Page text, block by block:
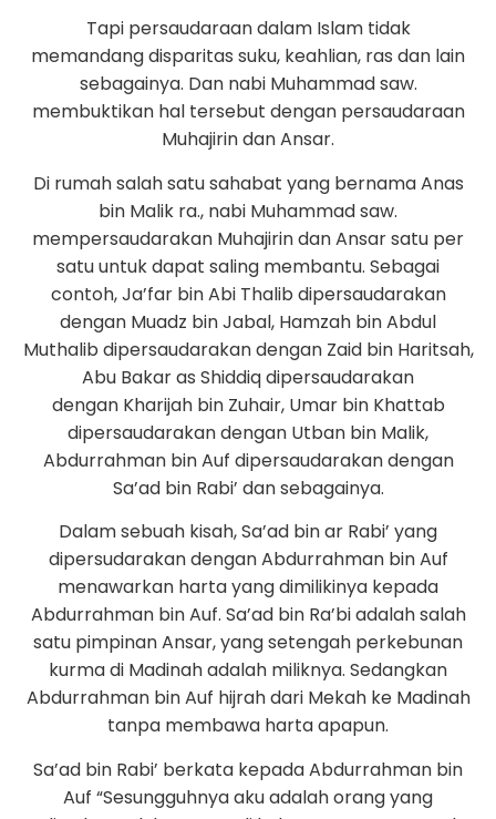
Tapi persaudaraan dalam Islam tidak
memandang disparitas suku, keahlian, ras dan lain
sebagainya. Dan nabi Muhammad saw.
membuktikan hal tersebut dengan persaudaraan
Muhajirin dan Ansar.
Di rumah salah satu sahabat yang bernama Anas
bin Malik ra., nabi Muhammad saw.
mempersaudarakan Muhajirin dan Ansar satu per
satu untuk dapat saling membantu. Sebagai
contoh, Ja’far bin Abi Thalib dipersaudarakan
dengan Muadz bin Jabal, Hamzah bin Abdul
Muthalib dipersaudarakan dengan Zaid bin Haritsah,
Abu Bakar as Shiddiq dipersaudarakan
dengan Kharijah bin Zuhair, Umar bin Khattab
dipersaudarakan dengan Utban bin Malik,
Abdurrahman bin Auf dipersaudarakan dengan
Sa’ad bin Rabi’ dan sebagainya.
Dalam sebuah kisah, Sa’ad bin ar Rabi’ yang
dipersudarakan dengan Abdurrahman bin Auf
menawarkan harta yang dimilikinya kepada
Abdurrahman bin Auf. Sa’ad bin Ra’bi adalah salah
satu pimpinan Ansar, yang setengah perkebunan
kurma di Madinah adalah miliknya. Sedangkan
Abdurrahman bin Auf hijrah dari Mekah ke Madinah
tanpa membawa harta apapun.
Sa’ad bin Rabi’ berkata kepada Abdurrahman bin
Auf “Sesungguhnya aku adalah orang yang